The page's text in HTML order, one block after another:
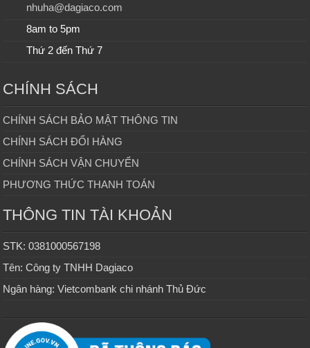
nhuha@dagiaco.com
8am to 5pm
Thứ 2 đến Thứ 7
CHÍNH SÁCH
CHÍNH SÁCH BẢO MẬT THÔNG TIN
CHÍNH SÁCH ĐỔI HÀNG
CHÍNH SÁCH VẬN CHUYỂN
PHƯƠNG THỨC THANH TOÁN
THÔNG TIN TÀI KHOẢN
STK: 0381000567198
Tên: Công ty TNHH Dagiaco
Ngân hàng: Vietcombank chi nhánh Thủ Đức